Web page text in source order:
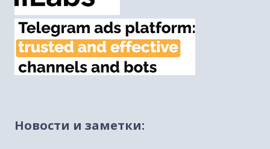
Новости и заметки:
Михаэль Бен Ари о недельных главах Торы